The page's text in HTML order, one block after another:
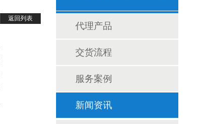
返回列表
代理产品
交货流程
服务案例
新闻资讯